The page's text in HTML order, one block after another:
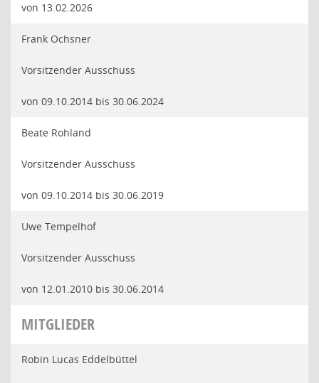
von 13.02.2026
Frank Ochsner
Vorsitzender Ausschuss
von 09.10.2014 bis 30.06.2024
Beate Rohland
Vorsitzender Ausschuss
von 09.10.2014 bis 30.06.2019
Uwe Tempelhof
Vorsitzender Ausschuss
von 12.01.2010 bis 30.06.2014
MITGLIEDER
Robin Lucas Eddelbüttel